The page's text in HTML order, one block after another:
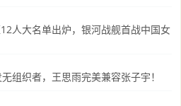
人大名单出炉，银河战舰首战中国女
组织者，王思雨完美兼容张子宇！